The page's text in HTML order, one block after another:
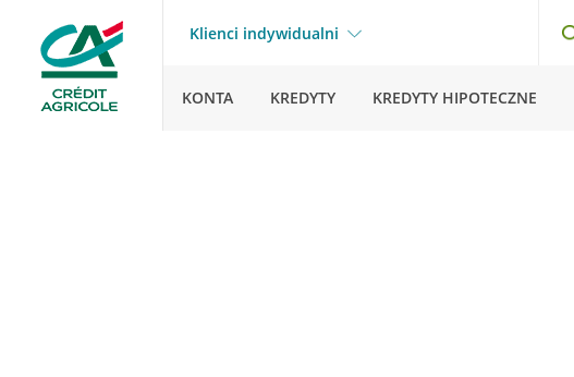
Klienci indywidualni
KONTA KREDYTY KREDYTY HIPOTECZNE